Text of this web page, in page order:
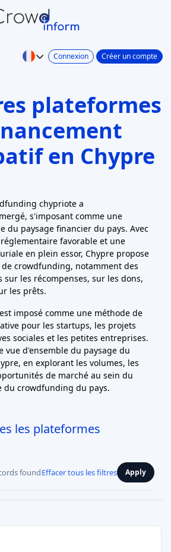
Connexion Créer un compte
plateformes
en Chypre
chypriote a
s'imposant comme une
du paysage financier du pays. Avec
favorable et une
en plein essor, Chypre propose
crowdfunding, notamment des
sur les récompenses, sur les dons,
les prêts.
imposé comme une méthode de
pour les startups, les projets
sociales et les petites entreprises.
vue d'ensemble du paysage du
en explorant les volumes, les
de marché au sein du
du crowdfunding du pays.
les plateformes
foundEffacer tous les filtres Apply